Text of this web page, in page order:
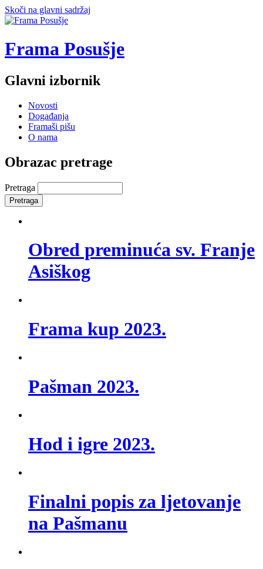
Skoči na glavni sadržaj
Frama Posušje
Glavni izbornik
Novosti
Događanja
Framaši pišu
O nama
Obrazac pretrage
Pretraga
Obred preminuća sv. Franje
Asiškog
Frama kup 2023.
Pašman 2023.
Hod i igre 2023.
Finalni popis za ljetovanje
na Pašmanu